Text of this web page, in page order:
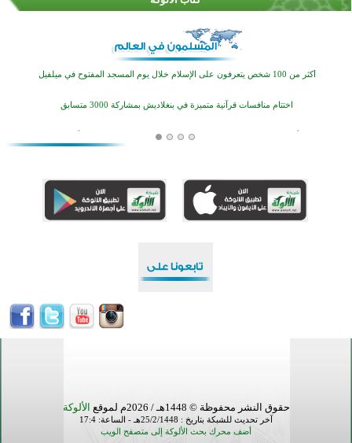
القرآن والتربية في صدارة البرامج الصيفية للمسلمين في بينزا وساراتوف وموردوفيا هذا العام
اختتام الدورة التاسعة لمسابقة حفظ وتلاوة القرآن الكريم في أزناكاييف
أكثر من 100 شخص يتعرفون على الإسلام خلال يوم المسجد المفتوح في ميلفيل
اختتام منافسات قرآنية متميزة في بنغلاديش بمشاركة 3000 متسابق
منطقة ريبوفسي تحتفل بميلاد مسجد جديد في أجواء إيمانية مميزة
حقوق النشر محفوظة © 1448هـ / 2026م لموقع الألوكة
آخر تحديث للشبكة بتاريخ : 25/2/1448هـ - الساعة: 17:4
أضف محرك بحث الألوكة إلى متصفح الويب